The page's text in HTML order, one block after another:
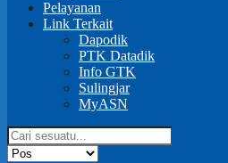
Pelayanan
Link Terkait
Dapodik
PTK Datadik
Info GTK
Sulingjar
MyASN